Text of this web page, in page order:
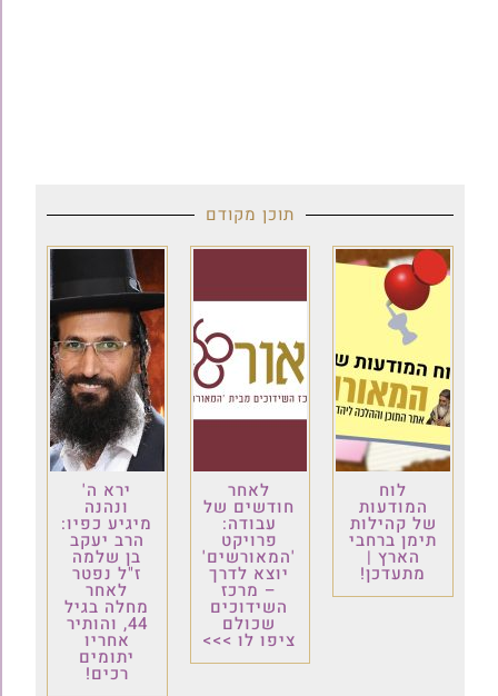
תוכן מקודם
לוח
המודעות
של קהילות
תימן ברחבי
הארץ |
מתעדכן!
לאחר
חודשים של
עבודה:
פרויקט
'המאורשים'
יוצא לדרך
– מרכז
השידוכים
שכולם
ציפו לו >>>
ירא ה'
ונהנה
מיגיע כפיו:
הרב יעקב
בן שלמה
ז"ל נפטר
לאחר
מחלה בגיל
44, והותיר
אחריו
יתומים
רכים!